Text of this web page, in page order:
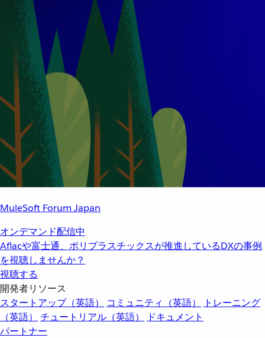
MuleSoft Forum Japan
オンデマンド配信中
Aflacや富士通、ポリプラスチックスが推進しているDXの事例
を視聴しませんか？
視聴する
開発者リソース
スタートアップ（英語）
コミュニティ（英語）
トレーニング
（英語）
チュートリアル（英語）
ドキュメント
パートナー